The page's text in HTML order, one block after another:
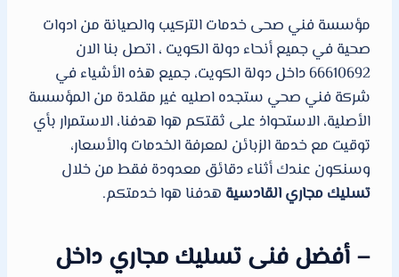
مؤسسة فني صحى خدمات التركيب والصيانة من ادوات
صحية في جميع أنحاء دولة الكويت ، اتصل بنا الان
66610692 داخل دولة الكويت، جميع هذه الأشياء في
شركة فني صحي ستجده اصليه غير مقلدة من المؤسسة
الأصلية، الاستحواذ على ثقتكم هوا هدفنا، الاستمرار بأي
توقيت مع خدمة الزبائن لمعرفة الخدمات والأسعار،
وسنكون عندك أثناء دقائق معدودة فقط من خلال
تسليك مجاري القادسية هدفنا هوا خدمتكم.
– أفضل فنى تسليك مجاري داخل